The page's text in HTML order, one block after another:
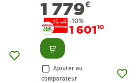
1 779€
-10%
1 60110
Consulter
Ajouter au
comparateur